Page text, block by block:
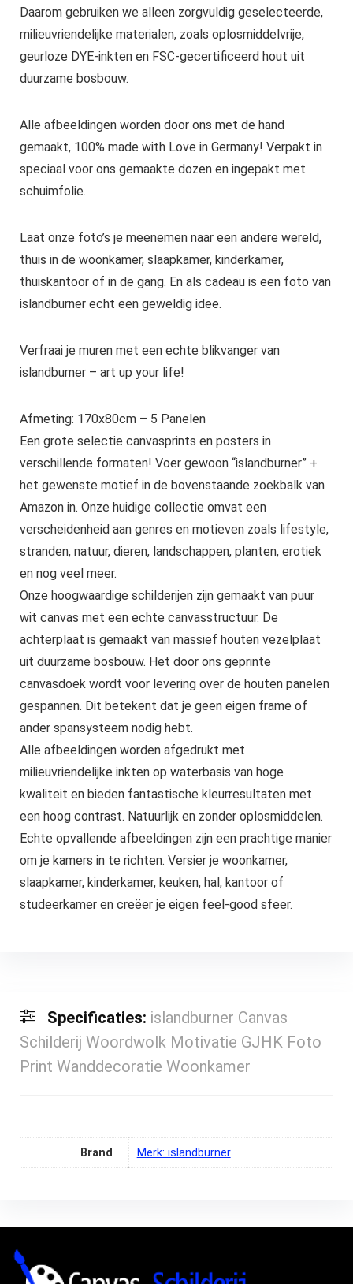
Daarom gebruiken we alleen zorgvuldig geselecteerde,
milieuvriendelijke materialen, zoals oplosmiddelvrije,
geurloze DYE-inkten en FSC-gecertificeerd hout uit
duurzame bosbouw.
Alle afbeeldingen worden door ons met de hand
gemaakt, 100% made with Love in Germany! Verpakt in
speciaal voor ons gemaakte dozen en ingepakt met
schuimfolie.
Laat onze foto’s je meenemen naar een andere wereld,
thuis in de woonkamer, slaapkamer, kinderkamer,
thuiskantoor of in de gang. En als cadeau is een foto van
islandburner echt een geweldig idee.
Verfraai je muren met een echte blikvanger van
islandburner – art up your life!
Afmeting: 170x80cm – 5 Panelen
Een grote selectie canvasprints en posters in
verschillende formaten! Voer gewoon “islandburner” +
het gewenste motief in de bovenstaande zoekbalk van
Amazon in. Onze huidige collectie omvat een
verscheidenheid aan genres en motieven zoals lifestyle,
stranden, natuur, dieren, landschappen, planten, erotiek
en nog veel meer.
Onze hoogwaardige schilderijen zijn gemaakt van puur
wit canvas met een echte canvasstructuur. De
achterplaat is gemaakt van massief houten vezelplaat
uit duurzame bosbouw. Het door ons geprinte
canvasdoek wordt voor levering over de houten panelen
gespannen. Dit betekent dat je geen eigen frame of
ander spansysteem nodig hebt.
Alle afbeeldingen worden afgedrukt met
milieuvriendelijke inkten op waterbasis van hoge
kwaliteit en bieden fantastische kleurresultaten met
een hoog contrast. Natuurlijk en zonder oplosmiddelen.
Echte opvallende afbeeldingen zijn een prachtige manier
om je kamers in te richten. Versier je woonkamer,
slaapkamer, kinderkamer, keuken, hal, kantoor of
studeerkamer en creëer je eigen feel-good sfeer.
Specificaties: islandburner Canvas
Schilderij Woordwolk Motivatie GJHK Foto
Print Wanddecoratie Woonkamer
Brand Merk: islandburner